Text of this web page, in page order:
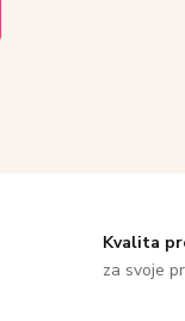
Kvalita
za svoje